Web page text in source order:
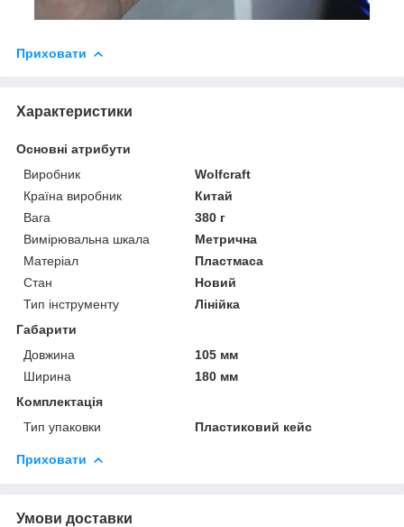
Приховати
Характеристики
Основні атрибути
Виробник
Wolfcraft
Країна виробник
Китай
Вага
380 г
Вимірювальна шкала
Метрична
Матеріал
Пластмаса
Стан
Новий
Тип інструменту
Лінійка
Габарити
Довжина
105 мм
Ширина
180 мм
Комплектація
Тип упаковки
Пластиковий кейс
Приховати
Умови доставки